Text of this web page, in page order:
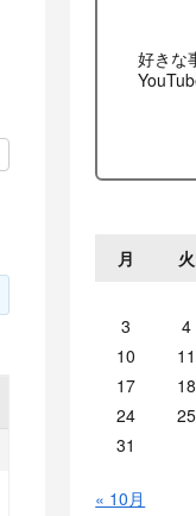
好きな
月
火
3
4
10
11
17
18
24
25
31
« 10月